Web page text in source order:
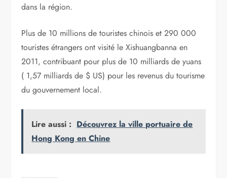
dans la région.
Plus de 10 millions de touristes chinois et 290 000
touristes étrangers ont visité le Xishuangbanna en
2011, contribuant pour plus de 10 milliards de yuans
( 1,57 milliards de $ US) pour les revenus du tourisme
du gouvernement local.
Lire aussi : Découvrez la ville portuaire de
Hong Kong en Chine